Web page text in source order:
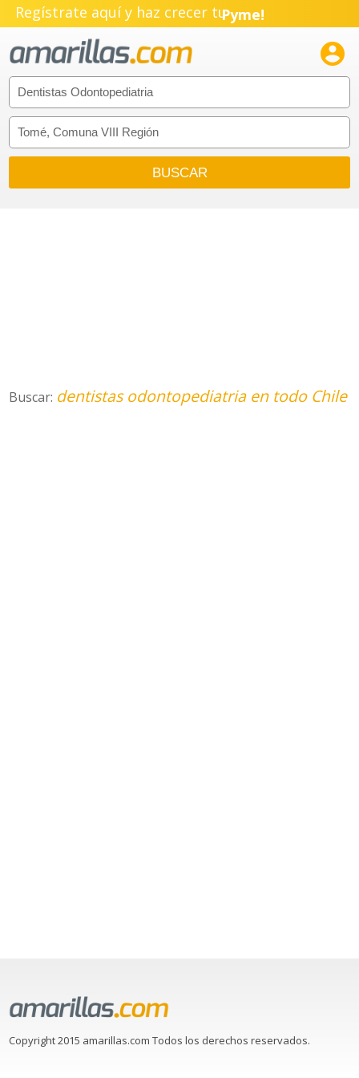
Regístrate aquí y haz crecer tuPyme!
Emprendimiento!

Buscar: dentistas odontopediatria en todo Chile
Copyright 2015 amarillas.com Todos los derechos reservados.